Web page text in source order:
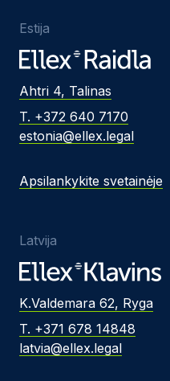
Estija
Ahtri 4, Talinas
T. +372 640 7170
estonia@ellex.legal
Apsilankykite svetainėje
Latvija
K.Valdemara 62, Ryga
T. +371 678 14848
latvia@ellex.legal